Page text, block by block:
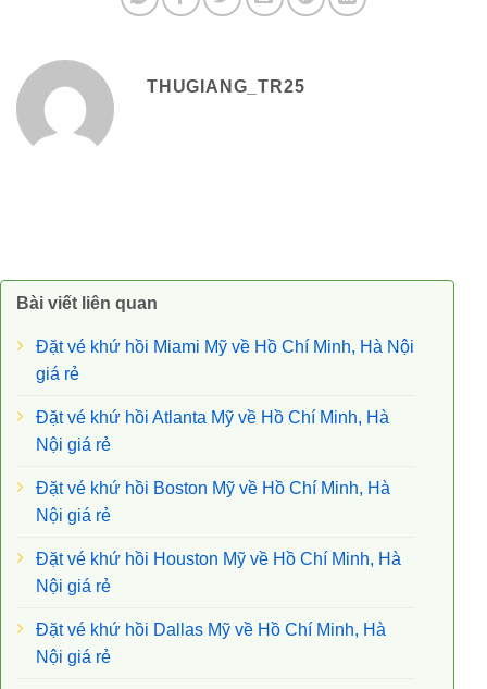
THUGIANG_TR25
Bài viết liên quan
Đặt vé khứ hồi Miami Mỹ về Hồ Chí Minh, Hà Nội
giá rẻ
Đặt vé khứ hồi Atlanta Mỹ về Hồ Chí Minh, Hà
Nội giá rẻ
Đặt vé khứ hồi Boston Mỹ về Hồ Chí Minh, Hà
Nội giá rẻ
Đặt vé khứ hồi Houston Mỹ về Hồ Chí Minh, Hà
Nội giá rẻ
Đặt vé khứ hồi Dallas Mỹ về Hồ Chí Minh, Hà
Nội giá rẻ